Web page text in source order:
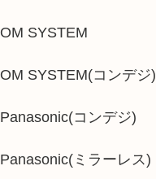
OM SYSTEM
OM SYSTEM(コンデジ)
Panasonic(コンデジ)
Panasonic(ミラーレス)